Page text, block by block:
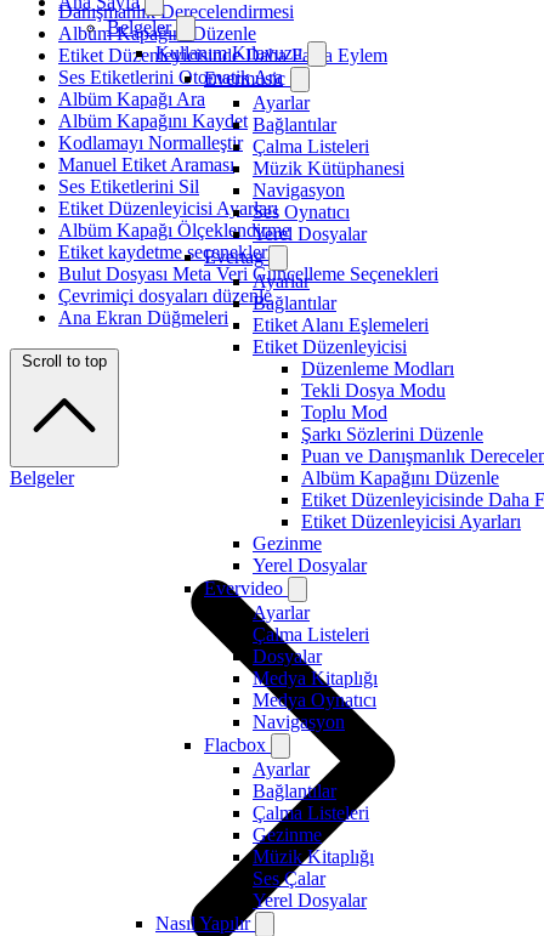
Belgeler
Kullanım Kılavuzu
Evermusic
Ayarlar
Bağlantılar
Çalma Listeleri
Müzik Kütüphanesi
Navigasyon
Ses Oynatıcı
Yerel Dosyalar
Evertag
Ayarlar
Bağlantılar
Etiket Alanı Eşlemeleri
Etiket Düzenleyicisi
Düzenleme Modları
Tekli Dosya Modu
Toplu Mod
Şarkı Sözlerini Düzenle
Puan ve Danışmanlık
Albüm Kapağını Düzenle
Etiket Düzenleyicisinde Daha
Etiket Düzenleyicisi Ayarları
Gezinme
Yerel Dosyalar
Evervideo
Ayarlar
Çalma Listeleri
Dosyalar
Medya Kitaplığı
Medya Oynatıcı
Navigasyon
Flacbox
Ayarlar
Bağlantılar
Çalma Listeleri
Gezinme
Müzik Kitaplığı
Ses Çalar
Yerel Dosyalar
Nasıl Yapılır
Danışmanlık Derecelendirmesi
Albüm Kapağını Düzenle
Etiket Düzenleyicisinde Daha Fazla Eylem
Ses Etiketlerini Otomatik Ara
Albüm Kapağı Ara
Albüm Kapağını Kaydet
Kodlamayı Normalleştir
Manuel Etiket Araması
Ses Etiketlerini Sil
Etiket Düzenleyicisi Ayarları
Albüm Kapağı Ölçeklendirme
Etiket kaydetme seçenekleri
Bulut Dosyası Meta Veri Güncelleme Seçenekleri
Çevrimiçi dosyaları düzenle
Ana Ekran Düğmeleri
Scroll to top
Belgeler